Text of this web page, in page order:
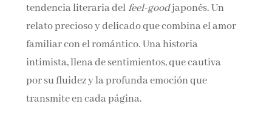
tendencia literaria delfeel-goodjaponés. Un
relato precioso y delicado que combina el amor
familiar con el romántico. Una historia
intimista, llena de sentimientos, que cautiva
por su fluidez y la profunda emoción que
transmite en cada página.
de privacidad